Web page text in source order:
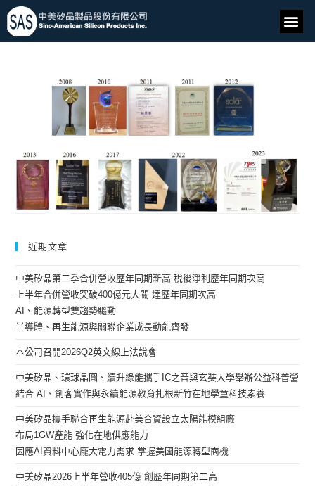
近期文章
中美矽晶第二季合併營收歷年同期新高 稅後淨利歷年同期次高
上半年合併營收突破400億元大關 達歷年同期次高
AI、能源轉型雙趨勢驅動
半導體、再生能源與關聯企業成長動能齊發
本公司召開2026Q2英文線上法說會
中美矽晶、環球晶圓、續升綠能攜手IC之音與玄奘大學舉辦公益科普營
結合 AI、創客實作與永續能源教育扎根新竹在地學童科技素養
中美矽晶攜手聯合再生能源赴美合資設立太陽能模組廠
布局1GW產能 強化在地供應能力
因應AI資料中心龐大電力需求 掌握美國能源轉型商機
中美矽晶2026上半年營收405億 創歷年同期第二高